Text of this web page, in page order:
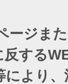
ージま
する
より